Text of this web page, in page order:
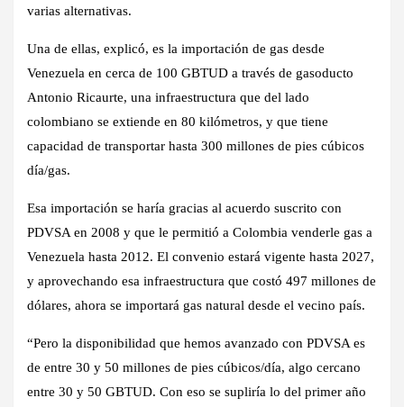
varias alternativas.
Una de ellas, explicó, es la importación de gas desde
Venezuela en cerca de 100 GBTUD a través de gasoducto
Antonio Ricaurte, una infraestructura que del lado
colombiano se extiende en 80 kilómetros, y que tiene
capacidad de transportar hasta 300 millones de pies cúbicos
día/gas.
Esa importación se haría gracias al acuerdo suscrito con
PDVSA en 2008 y que le permitió a Colombia venderle gas a
Venezuela hasta 2012. El convenio estará vigente hasta 2027,
y aprovechando esa infraestructura que costó 497 millones de
dólares, ahora se importará gas natural desde el vecino país.
“Pero la disponibilidad que hemos avanzado con PDVSA es
de entre 30 y 50 millones de pies cúbicos/día, algo cercano
entre 30 y 50 GBTUD. Con eso se supliría lo del primer año